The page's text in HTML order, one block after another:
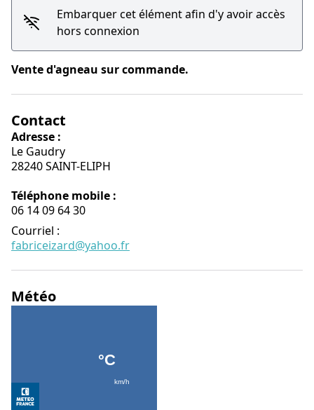
Embarquer cet élément afin d'y avoir accès
hors connexion
Vente d'agneau sur commande.
Contact
Adresse :
Le Gaudry
28240 SAINT-ELIPH
Téléphone mobile :
06 14 09 64 30
Courriel :
fabriceizard@yahoo.fr
Météo